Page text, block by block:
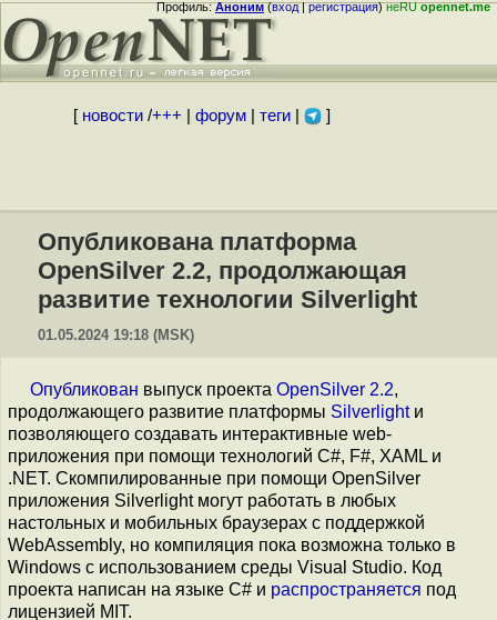
Профиль:Аноним(вход|регистрация)неRUopennet.me
[ новости/+++ форум| теги| ]
Опубликована платформа
OpenSilver 2.2, продолжающая
развитие технологии Silverlight
01.05.2024 19:18 (MSK)
Опубликован выпуск проекта OpenSilver 2.2,
продолжающего развитие платформы Silverlightи
позволяющего создавать интерактивные web-
приложения при помощи технологий C#, F#, XAML и
.NET. Скомпилированные при помощи OpenSilver
приложения Silverlight могут работать в любых
настольных и мобильных браузерах с поддержкой
WebAssembly, но компиляция пока возможна только в
Windows с использованием среды Visual Studio. Код
проекта написан на языке C# и распространяется под
лицензией MIT.